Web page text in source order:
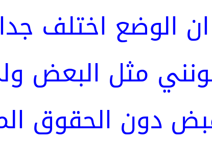
ان الوضع اختلف
مثل البعض
دون الحقوق